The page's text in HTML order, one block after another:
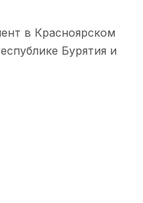
в Красноярском
Бурятия и